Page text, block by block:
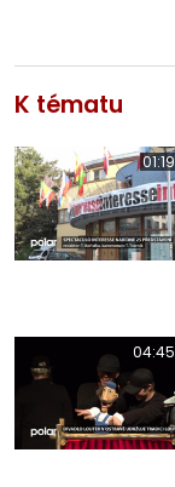
K tématu
01:19
04:45